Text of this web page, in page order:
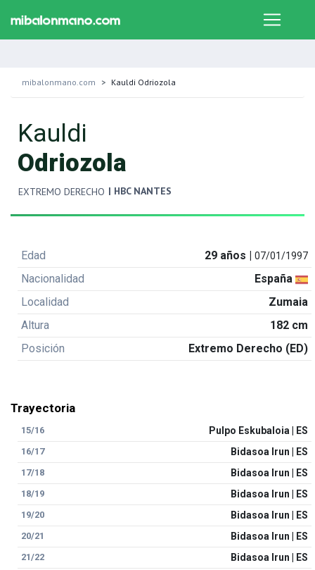
mibalonmano.com Kauldi Odriozola
Kauldi
Odriozola
EXTREMO DERECHO | HBC NANTES
Edad 29 años |07/01/1997
Nacionalidad
España
Localidad
Zumaia
Altura
182 cm
Posición
Extremo Derecho (ED)
Trayectoria
15/16 Pulpo Eskubaloia | ES
16/17 Bidasoa Irun | ES
17/18 Bidasoa Irun | ES
18/19 Bidasoa Irun | ES
19/20 Bidasoa Irun | ES
20/21 Bidasoa Irun | ES
21/22 Bidasoa Irun | ES